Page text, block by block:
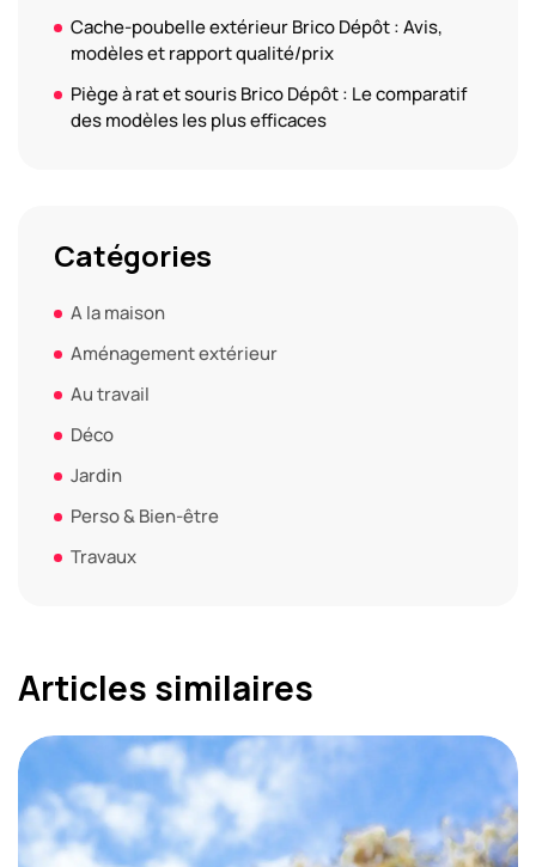
Cache-poubelle extérieur Brico Dépôt : Avis,
modèles et rapport qualité/prix
Piège à rat et souris Brico Dépôt : Le comparatif
des modèles les plus efficaces
Catégories
A la maison
Aménagement extérieur
Au travail
Déco
Jardin
Perso & Bien-être
Travaux
Articles similaires